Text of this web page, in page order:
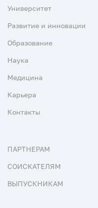
Университет
Развитие и инновации
Образование
Наука
Медицина
Карьера
Контакты
ПАРТНЕРАМ
СОИСКАТЕЛЯМ
ВЫПУСКНИКАМ